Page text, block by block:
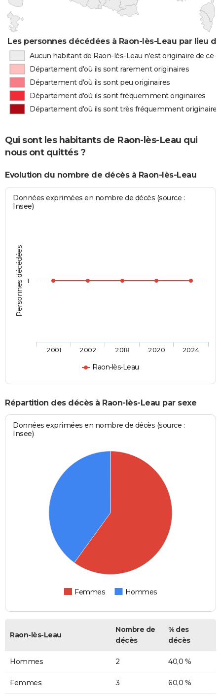
Les personnes décédées à Raon-lès-Leau par lieu
Aucun habitant de Raon-lès-Leau n'est originaire de ce
Département d'où ils sont rarement originaires
Département d'où ils sont peu originaires
Département d'où ils sont fréquemment originaires
Département d'où ils sont très fréquemment originaires
Qui sont les habitants de Raon-lès-Leau qui
nous ont quittés ?
Evolution du nombre de décès à Raon-lès-Leau
Personnes décédées
Données exprimées en nombre de décès (source :
Insee)
Raon-lès-Leau
2001 2002 2018 2020 2024
1
Répartition des décès à Raon-lès-Leau par sexe
Données exprimées en nombre de décès (source :
Insee)
Femmes Hommes
Raon-lès-Leau
Nombre de
décès
% des
décès
Hommes 2 40,0 %
Femmes 3 60,0 %